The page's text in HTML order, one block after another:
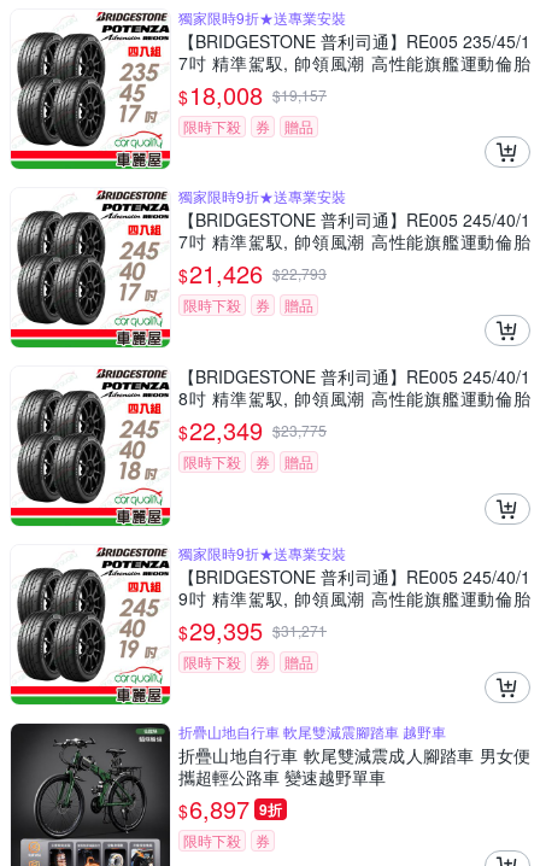
獨家限時9折★送專業安裝
【BRIDGESTONE 普利司通】RE005 235/45/1
7吋 精準駕馭, 帥領風潮 高性能旗艦運動倫胎
四入組 送安裝(車麗屋)
$18,008 $19,157
限時下殺
券 贈品
獨家限時9折★送專業安裝
【BRIDGESTONE 普利司通】RE005 245/40/1
7吋 精準駕馭, 帥領風潮 高性能旗艦運動倫胎
四入組 送安裝(車麗屋)
$21,426 $22,793
限時下殺
券 贈品
【BRIDGESTONE 普利司通】RE005 245/40/1
8吋 精準駕馭, 帥領風潮 高性能旗艦運動倫胎
四入組 送安裝(車麗屋)
$22,349 $23,775
限時下殺
券 贈品
獨家限時9折★送專業安裝
【BRIDGESTONE 普利司通】RE005 245/40/1
9吋 精準駕馭, 帥領風潮 高性能旗艦運動倫胎
四入組 送安裝(車麗屋)
$29,395 $31,271
限時下殺
券 贈品
折疊山地自行車 軟尾雙減震腳踏車 越野車
折疊山地自行車 軟尾雙減震成人腳踏車 男女便
攜超輕公路車 變速越野單車
$6,897 9折
限時下殺 券